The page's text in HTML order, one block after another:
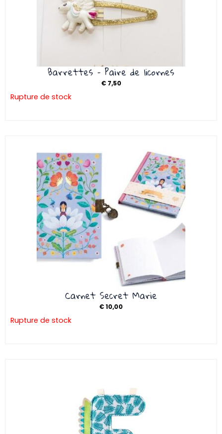
Barrettes – Paire de licornes
€7,50
Rupture de stock
Carnet Secret Marie
€10,00
Rupture de stock